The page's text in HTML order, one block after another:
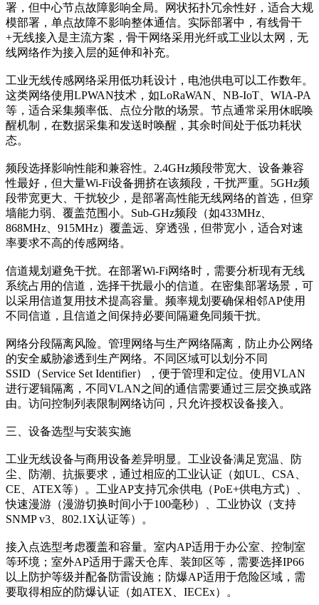
署，但中心节点故障影响全局。网状拓扑冗余性好，适合大规
模部署，单点故障不影响整体通信。实际部署中，有线骨干
+无线接入是主流方案，骨干网络采用光纤或工业以太网，无
线网络作为接入层的延伸和补充。
工业无线传感网络采用低功耗设计，电池供电可以工作数年。
这类网络使用LPWAN技术，如LoRaWAN、NB-IoT、WIA-PA
等，适合采集频率低、点位分散的场景。节点通常采用休眠唤
醒机制，在数据采集和发送时唤醒，其余时间处于低功耗状
态。
频段选择影响性能和兼容性。2.4GHz频段带宽大、设备兼容
性最好，但大量Wi-Fi设备拥挤在该频段，干扰严重。5GHz频
段带宽更大、干扰较少，是部署高性能无线网络的首选，但穿
墙能力弱、覆盖范围小。Sub-GHz频段（如433MHz、
868MHz、915MHz）覆盖远、穿透强，但带宽小，适合对速
率要求不高的传感网络。
信道规划避免干扰。在部署Wi-Fi网络时，需要分析现有无线
系统占用的信道，选择干扰最小的信道。在密集部署场景，可
以采用信道复用技术提高容量。频率规划要确保相邻AP使用
不同信道，且信道之间保持必要间隔避免同频干扰。
网络分段隔离风险。管理网络与生产网络隔离，防止办公网络
的安全威胁渗透到生产网络。不同区域可以划分不同
SSID（Service Set Identifier），便于管理和定位。使用VLAN
进行逻辑隔离，不同VLAN之间的通信需要通过三层交换或路
由。访问控制列表限制网络访问，只允许授权设备接入。
三、设备选型与安装实施
工业无线设备与商用设备差异明显。工业设备满足宽温、防
尘、防潮、抗振要求，通过相应的工业认证（如UL、CSA、
CE、ATEX等）。工业AP支持冗余供电（PoE+供电方式）、
快速漫游（漫游切换时间小于100毫秒）、工业协议（支持
SNMP v3、802.1X认证等）。
接入点选型考虑覆盖和容量。室内AP适用于办公室、控制室
等环境；室外AP适用于露天仓库、装卸区等，需要选择IP66
以上防护等级并配备防雷设施；防爆AP适用于危险区域，需
要取得相应的防爆认证（如ATEX、IECEx）。